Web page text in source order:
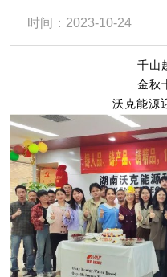
时间：2023-10-24
千山
金秋
沃克能源